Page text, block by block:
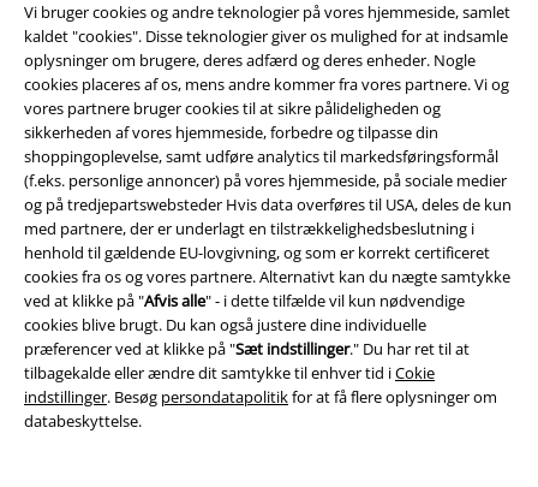
Vi bruger cookies og andre teknologier på vores hjemmeside, samlet
kaldet "cookies". Disse teknologier giver os mulighed for at indsamle
oplysninger om brugere, deres adfærd og deres enheder. Nogle
cookies placeres af os, mens andre kommer fra vores partnere. Vi og
vores partnere bruger cookies til at sikre pålideligheden og
sikkerheden af ​​vores hjemmeside, forbedre og tilpasse din
shoppingoplevelse, samt udføre analytics til markedsføringsformål
(f.eks. personlige annoncer) på vores hjemmeside, på sociale medier
og på tredjepartswebsteder Hvis data overføres til USA, deles de kun
med partnere, der er underlagt en tilstrækkelighedsbeslutning i
henhold til gældende EU-lovgivning, og som er korrekt certificeret
cookies fra os og vores partnere. Alternativt kan du nægte samtykke
ved at klikke på "Afvis alle" - i dette tilfælde vil kun nødvendige
cookies blive brugt. Du kan også justere dine individuelle
præferencer ved at klikke på "Sæt indstillinger." Du har ret til at
tilbagekalde eller ændre dit samtykke til enhver tid iCokie
indstillinger. Besøg persondatapolitikfor at få flere oplysninger om
databeskyttelse.
Partnerprogram
Bæredygtighed
Community